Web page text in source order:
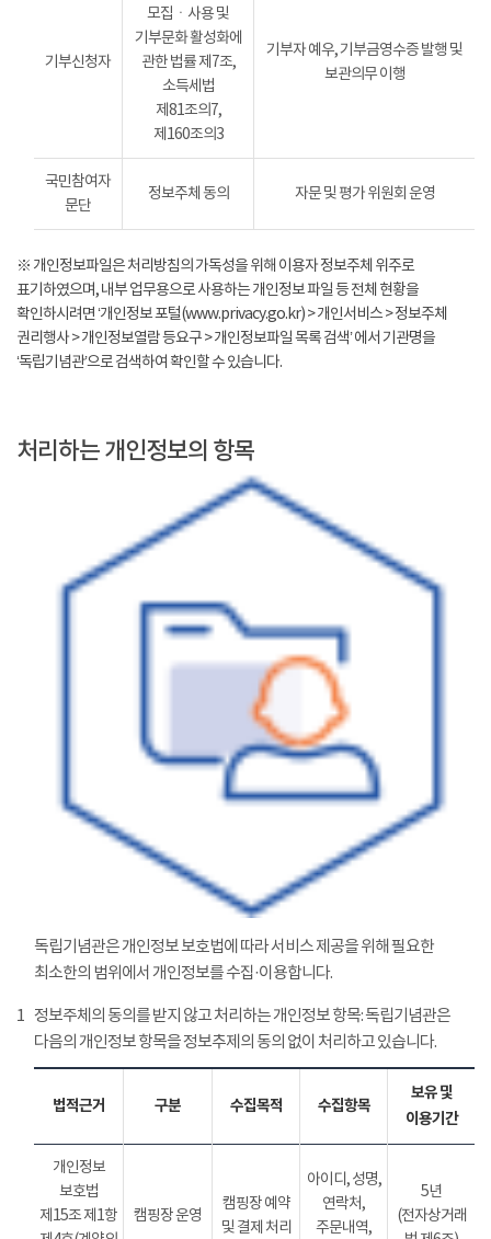
기부신청자
모집ㆍ사용 및
기부문화 활성화에
관한 법률 제7조,
소득세법
제81조의7,
제160조의3
기부자 예우, 기부금영수증 발행 및
보관의무 이행
국민참여자
문단
정보주체 동의 자문 및 평가 위원회 운영
※ 개인정보파일은 처리방침의 가독성을 위해 이용자 정보주체 위주로
표기하였으며, 내부 업무용으로 사용하는 개인정보 파일 등 전체 현황을
확인하시려면 ‘개인정보 포털(www.privacy.go.kr) > 개인서비스 > 정보주체
권리행사 > 개인정보열람 등요구 > 개인정보파일 목록 검색’ 에서 기관명을
‘독립기념관’으로 검색하여 확인할 수 있습니다.
처리하는 개인정보의 항목
독립기념관은 개인정보 보호법에 따라 서비스 제공을 위해 필요한
최소한의 범위에서 개인정보를 수집·이용합니다.
1 정보주체의 동의를 받지 않고 처리하는 개인정보 항목: 독립기념관은
다음의 개인정보 항목을 정보추제의 동의 없이 처리하고 있습니다.
법적근거 구분 수집목적 수집항목
보유 및
이용기간
개인정보
보호법
제15조 제1항
캠핑장 운영
캠핑장 예약
및 결제 처리
아이디, 성명,
연락처,
주문내역,
5년
(전자상거래